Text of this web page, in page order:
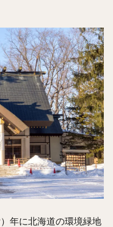
年に北海道の環境緑地